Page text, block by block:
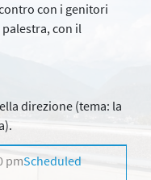
con i genitori
con il
direzione (tema: la
pmScheduled